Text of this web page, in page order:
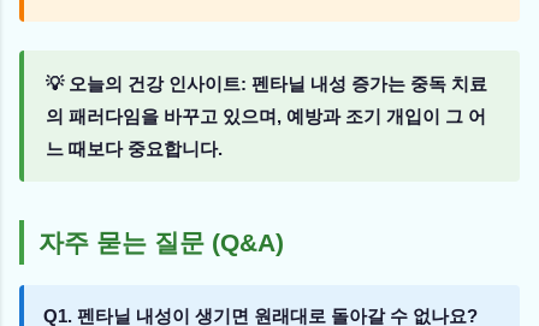
💡 오늘의 건강 인사이트: 펜타닐 내성 증가는 중독 치료
의 패러다임을 바꾸고 있으며, 예방과 조기 개입이 그 어
느 때보다 중요합니다.
자주 묻는 질문 (Q&A)
Q1. 펜타닐 내성이 생기면 원래대로 돌아갈 수 없나요?